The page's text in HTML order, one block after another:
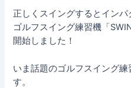
正しくスイングするとイン
ゴルフスイング練習機「
開始しました！
いま話題のゴルフスイング
す。